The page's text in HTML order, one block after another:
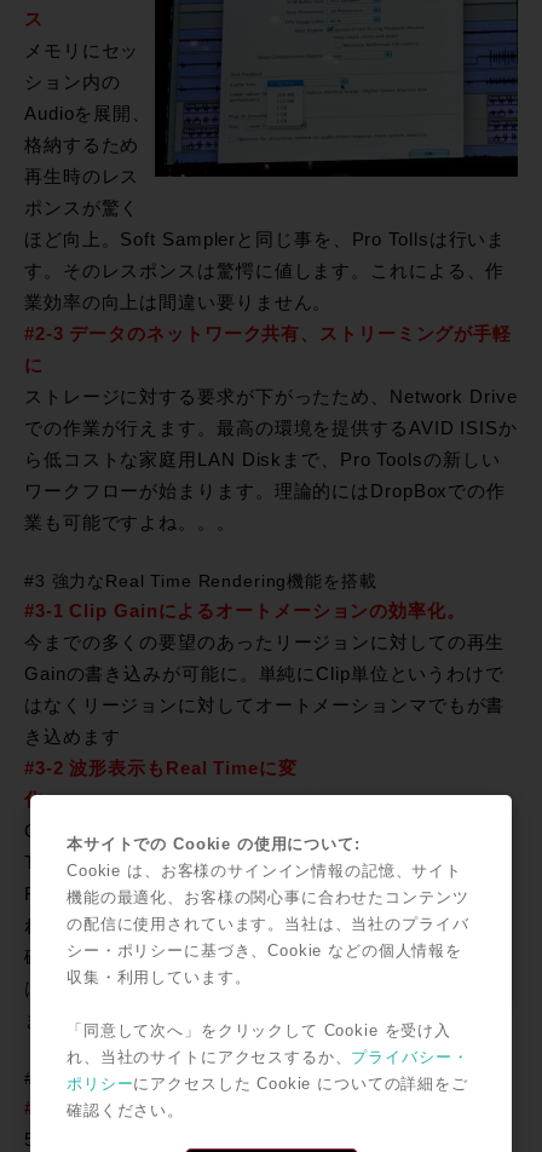
ス
メモリにセッ
ション内の
Audioを展開、
格納するため
再生時のレス
ポンスが驚く
ほど向上。Soft Samplerと同じ事を、Pro Tollsは行いま
す。そのレスポンスは驚愕に値します。これによる、作
業効率の向上は間違い要りません。
#2-3 データのネットワーク共有、ストリーミングが手軽
に
ストレージに対する要求が下がったため、Network Drive
での作業が行えます。最高の環境を提供するAVID ISISか
ら低コストな家庭用LAN Diskまで、Pro Toolsの新しい
ワークフローが始まります。理論的にはDropBoxでの作
業も可能ですよね。。。
#3 強力なReal Time Rendering機能を搭載
#3-1 Clip Gainによるオートメーションの効率化。
今までの多くの要望のあったリージョンに対しての再生
Gainの書き込みが可能に。単純にClip単位というわけで
はなくリージョンに対してオートメーションマでもが書
き込めます
#3-2 波形表示もReal Timeに変
化
Clip Gainで調整をするとReal
Timeに波形表示が変化。同様に
FadeもReal Time Renderingさ
れるので視覚的にFadeの状況
確認が可能です。作業の効率化
は、視覚情報の充実にまで及び
ます。
#4 EuCon Phase 2
#4-1 Pro Tools全てのコマンドを網羅
500以上に及ぶコマンドの追加により、Pro Tools全ての
本サイトでの Cookie の使用について:
Cookie は、お客様のサインイン情報の記憶、サイト
機能の最適化、お客様の関心事に合わせたコンテンツ
の配信に使用されています。当社は、当社のプライバ
シー・ポリシーに基づき、Cookie などの個人情報を
収集・利用しています。
「同意して次へ」をクリックして Cookie を受け入
れ、当社のサイトにアクセスするか、 プライバシー・
ポリシーにアクセスした Cookie についての詳細をご
確認ください。